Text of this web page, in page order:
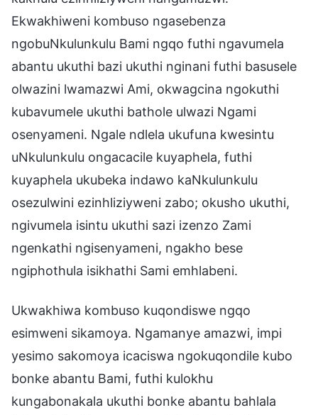
Ekwakhiweni kombuso ngasebenza
ngobuNkulunkulu Bami ngqo futhi ngavumela
abantu ukuthi bazi ukuthi nginani futhi basusele
olwazini lwamazwi Ami, okwagcina ngokuthi
kubavumele ukuthi bathole ulwazi Ngami
osenyameni. Ngale ndlela ukufuna kwesintu
uNkulunkulu ongacacile kuyaphela, futhi
kuyaphela ukubeka indawo kaNkulunkulu
osezulwini ezinhliziyweni zabo; okusho ukuthi,
ngivumela isintu ukuthi sazi izenzo Zami
ngenkathi ngisenyameni, ngakho bese
ngiphothula isikhathi Sami emhlabeni.
Ukwakhiwa kombuso kuqondiswe ngqo
esimweni sikamoya. Ngamanye amazwi, impi
yesimo sakomoya icaciswa ngokuqondile kubo
bonke abantu Bami, futhi kulokhu
kungabonakala ukuthi bonke abantu bahlala